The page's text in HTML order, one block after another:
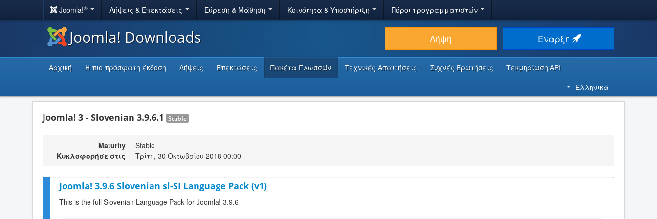
Joomla!® Λήψεις & Επεκτάσεις Εύρεση & Μάθηση Κοινότητα & Υποστήριξη Πόροι προγραμματιστών
Joomla! Downloads Λήψη Έναρξη
Αρχική Η πιο πρόσφατη έκδοση Λήψεις Επεκτάσεις Πακέτα Γλωσσών Τεχνικές Απαιτήσεις Συχνές Ερωτήσεις
Τεκμηρίωση API
Ελληνικά
Joomla! 3 - Slovenian 3.9.6.1 Stable
Maturity
Stable
Κυκλοφορήσε στις
Τρίτη, 30 Οκτωβρίου 2018 00:00
Joomla! 3.9.6 Slovenian sl-SI Language Pack (v1)
This is the full Slovenian Language Pack for Joomla! 3.9.6